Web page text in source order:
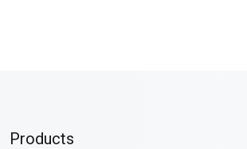
Products